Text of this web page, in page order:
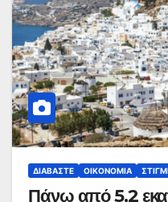
ΔΙΑΒΆΣΤΕ ΟΙΚΟΝΟΜΊΑ
Πάνω από 5,2